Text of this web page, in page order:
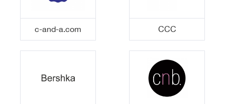
c-and-a.com CCC